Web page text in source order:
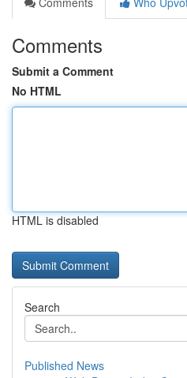
Comments
Submit a Comment
No HTML
HTML is disabled
Search
Published News